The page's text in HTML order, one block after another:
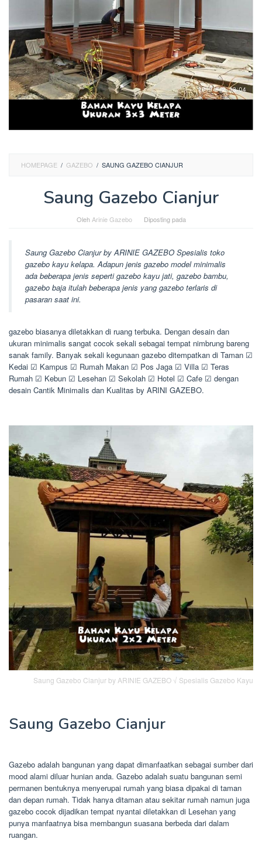
HOMEPAGE / GAZEBO / SAUNG GAZEBO CIANJUR
Saung Gazebo Cianjur
Oleh Arinie Gazebo Diposting pada
Saung Gazebo Cianjur by ARINIE GAZEBO Spesialis toko
gazebo kayu kelapa. Adapun jenis gazebo model minimalis
ada beberapa jenis seperti gazebo kayu jati, gazebo bambu,
gazebo baja itulah beberapa jenis yang gazebo terlaris di
pasaran saat ini.
gazebo biasanya diletakkan di ruang terbuka. Dengan desain dan
ukuran minimalis sangat cocok sekali sebagai tempat nimbrung bareng
sanak family. Banyak sekali kegunaan gazebo ditempatkan di Taman ☑
Kedai ☑ Kampus ☑ Rumah Makan ☑ Pos Jaga ☑ Villa ☑ Teras
Rumah ☑ Kebun ☑ Lesehan ☑ Sekolah ☑ Hotel ☑ Cafe ☑ dengan
desain Cantik Minimalis dan Kualitas by ARINI GAZEBO.
Saung Gazebo Cianjur by ARINIE GAZEBO √ Spesialis Gazebo Kayu
Saung Gazebo Cianjur
Gazebo adalah bangunan yang dapat dimanfaatkan sebagai sumber dari
mood alami diluar hunian anda. Gazebo adalah suatu bangunan semi
permanen bentuknya menyerupai rumah yang biasa dipakai di taman
dan depan rumah. Tidak hanya ditaman atau sekitar rumah namun juga
gazebo cocok dijadikan tempat nyantai diletakkan di Lesehan yang
punya manfaatnya bisa membangun suasana berbeda dari dalam
ruangan.